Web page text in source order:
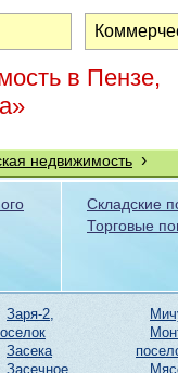
в Пензе,
недвижимость ›
Складские
Торговые
Заря-2,
Засека
Засечное